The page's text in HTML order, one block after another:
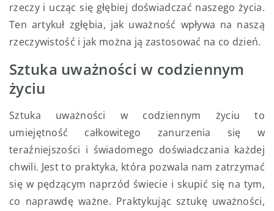
rzeczy i ucząc się głębiej doświadczać naszego życia.
Ten artykuł zgłębia, jak uważność wpływa na naszą
rzeczywistość i jak można ją zastosować na co dzień.
Sztuka uważności w codziennym
życiu
Sztuka uważności w codziennym życiu to
umiejętność całkowitego zanurzenia się w
teraźniejszości i świadomego doświadczania każdej
chwili. Jest to praktyka, która pozwala nam zatrzymać
się w pędzącym naprzód świecie i skupić się na tym,
co naprawdę ważne. Praktykując sztukę uważności,